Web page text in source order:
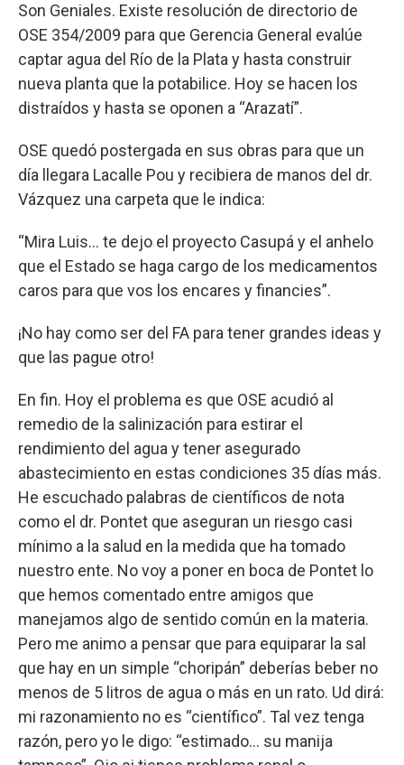
Son Geniales. Existe resolución de directorio de
OSE 354/2009 para que Gerencia General evalúe
captar agua del Río de la Plata y hasta construir
nueva planta que la potabilice. Hoy se hacen los
distraídos y hasta se oponen a “Arazatí”.
OSE quedó postergada en sus obras para que un
día llegara Lacalle Pou y recibiera de manos del dr.
Vázquez una carpeta que le indica:
“Mira Luis... te dejo el proyecto Casupá y el anhelo
que el Estado se haga cargo de los medicamentos
caros para que vos los encares y financies”.
¡No hay como ser del FA para tener grandes ideas y
que las pague otro!
En fin. Hoy el problema es que OSE acudió al
remedio de la salinización para estirar el
rendimiento del agua y tener asegurado
abastecimiento en estas condiciones 35 días más.
He escuchado palabras de científicos de nota
como el dr. Pontet que aseguran un riesgo casi
mínimo a la salud en la medida que ha tomado
nuestro ente. No voy a poner en boca de Pontet lo
que hemos comentado entre amigos que
manejamos algo de sentido común en la materia.
Pero me animo a pensar que para equiparar la sal
que hay en un simple “choripán” deberías beber no
menos de 5 litros de agua o más en un rato. Ud dirá:
mi razonamiento no es “científico”. Tal vez tenga
razón, pero yo le digo: “estimado... su manija